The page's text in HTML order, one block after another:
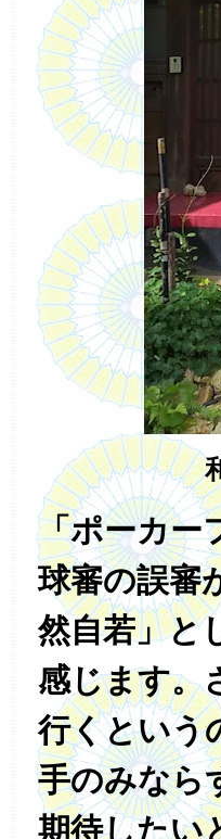
「ポーカー
球審の誤審
然自若」と
感じます。
行くという
手のみなら
期待したい